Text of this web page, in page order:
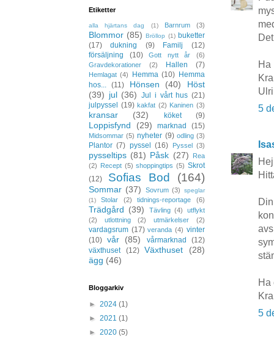
Ha
5
Ha
5
Etiketter
alla hjärtans dag (1) Barnrum (3)
Blommor (85) Bröllop (1) buketter
(17)
dukning (9) Familj
(12)
försäljning
(10) Gott nytt år
(6)
Gravdekorationer
(2) Hallen (7)
Hemlagat (4) Hemma (10) Hemma
hos...
(11) Hönsen (40)
Höst
(39) jul (36) Jul i vårt hus (21)
julpyssel
(19) kakfat (2) Kaninen (3)
kransar (32) köket (9)
Loppisfynd (29) marknad (15)
Midsommar (5) nyheter (9) odling (3)
Plantor (7) pyssel (16) Pyssel (3)
pysseltips (81) Påsk (27)
Rea
(2) Recept (5) shoppingtips (5) Skrot
(12)
Sofias Bod (164)
Sommar (37) Sovrum (3)
speglar
(1)
Stolar (2) tidnings-reportage (6)
Trädgård (39) Tävling (4)
utflykt
(2)
utlottning (2) utmärkelser (2)
vardagsrum (17) veranda (4) vinter
(10) vår (85) vårmarknad
(12)
växthuset
(12) Växthuset
(28)
ägg (46)
Bloggarkiv
► 2024 (1)
► 2021 (1)
► 2020 (5)